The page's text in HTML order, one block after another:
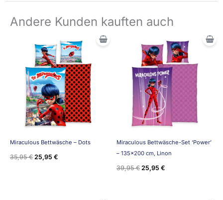
Andere Kunden kauften auch
Miraculous Bettwäsche – Dots
35,95€
Preis
war:
35,95 €
25,95 €
Preis
ist:
25,95 €.
Miraculous Bettwäsche-Set ‘Power’
– 135×200 cm, Linon
39,95€
Preis
war:
39,95 €
25,95 €
Preis
ist:
25,95 €.